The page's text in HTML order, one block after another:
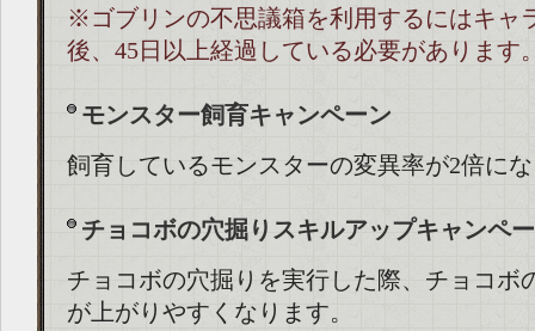
※ゴブリンの不思議箱を利用するにはキャ
後、45日以上経過している必要があります
モンスター飼育キャンペーン
飼育しているモンスターの変異率が2倍に
チョコボの穴掘りスキルアップキャンペ
チョコボの穴掘りを実行した際、チョコボ
が上がりやすくなります。